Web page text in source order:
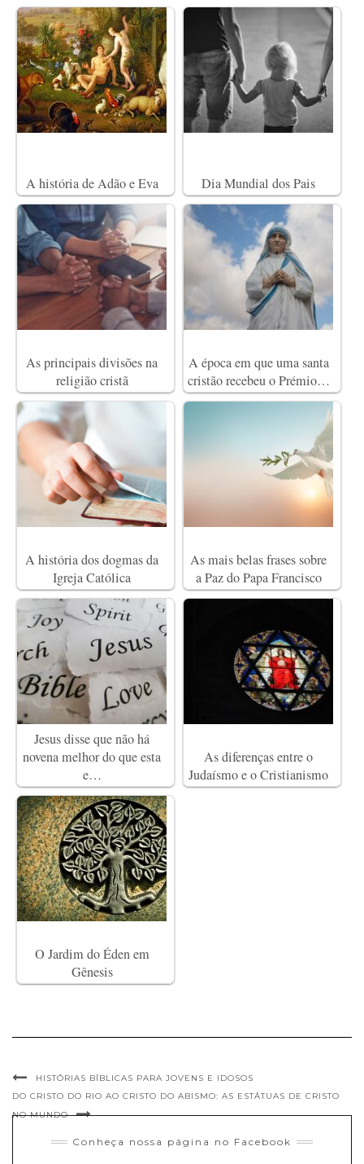
A história de Adão e Eva Dia Mundial dos Pais
As principais divisões na
religião cristã
A época em que uma santa
cristão recebeu o Prémio…
A história dos dogmas da
Igreja Católica
As mais belas frases sobre
a Paz do Papa Francisco
Jesus disse que não há
novena melhor do que esta
e…
As diferenças entre o
Judaísmo e o Cristianismo
O Jardim do Éden em
Gênesis​
HISTÓRIAS BÍBLICAS PARA JOVENS E IDOSOS
DO CRISTO DO RIO AO CRISTO DO ABISMO: AS ESTÁTUAS DE CRISTO
NO MUNDO
Conheça nossa página no Facebook